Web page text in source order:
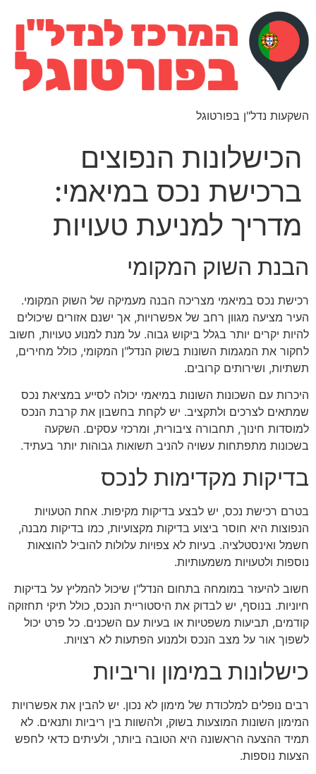
השקעות נדל"ן בפורטוגל
הכישלונות הנפוצים
ברכישת נכס במיאמי:
מדריך למניעת טעויות
הבנת השוק המקומי
רכישת נכס במיאמי מצריכה הבנה מעמיקה של השוק המקומי.
העיר מציעה מגוון רחב של אפשרויות, אך ישנם אזורים שיכולים
להיות יקרים יותר בגלל ביקוש גבוה. על מנת למנוע טעויות, חשוב
לחקור את המגמות השונות בשוק הנדל"ן המקומי, כולל מחירים,
תשתיות, ושירותים קרובים.
היכרות עם השכונות השונות במיאמי יכולה לסייע במציאת נכס
שמתאים לצרכים ולתקציב. יש לקחת בחשבון את קרבת הנכס
למוסדות חינוך, תחבורה ציבורית, ומרכזי עסקים. השקעה
בשכונות מתפתחות עשויה להניב תשואות גבוהות יותר בעתיד.
בדיקות מקדימות לנכס
בטרם רכישת נכס, יש לבצע בדיקות מקיפות. אחת הטעויות
הנפוצות היא חוסר ביצוע בדיקות מקצועיות, כמו בדיקות מבנה,
חשמל ואינסטלציה. בעיות לא צפויות עלולות להוביל להוצאות
נוספות ולטעויות משמעותיות.
חשוב להיעזר במומחה בתחום הנדל"ן שיכול להמליץ על בדיקות
חיוניות. בנוסף, יש לבדוק את היסטוריית הנכס, כולל תיקי תחזוקה
קודמים, תביעות משפטיות או בעיות עם השכנים. כל פרט יכול
לשפוך אור על מצב הנכס ולמנוע הפתעות לא רצויות.
כישלונות במימון וריביות
רבים נופלים למלכודת של מימון לא נכון. יש להבין את אפשרויות
המימון השונות המוצעות בשוק, ולהשוות בין ריביות ותנאים. לא
תמיד ההצעה הראשונה היא הטובה ביותר, ולעיתים כדאי לחפש
הצעות נוספות.